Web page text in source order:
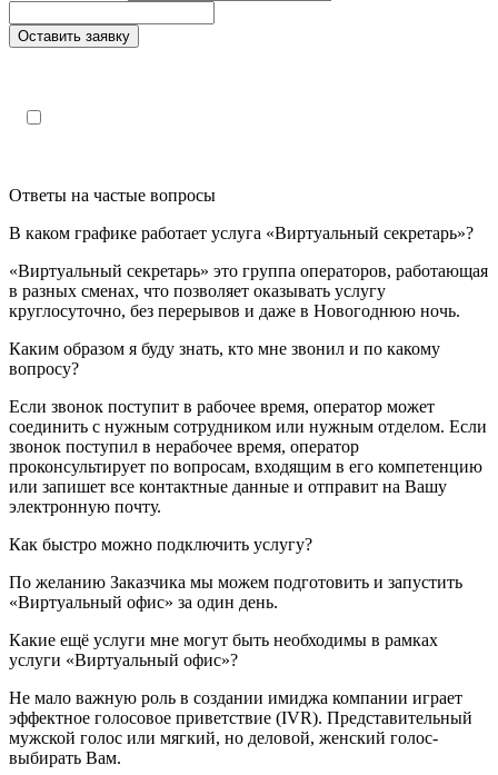
Оставить заявку
Ответы на частые вопросы
В каком графике работает услуга «Виртуальный секретарь»?
«Виртуальный секретарь» это группа операторов, работающая
в разных сменах, что позволяет оказывать услугу
круглосуточно, без перерывов и даже в Новогоднюю ночь.
Каким образом я буду знать, кто мне звонил и по какому
вопросу?
Если звонок поступит в рабочее время, оператор может
соединить с нужным сотрудником или нужным отделом. Если
звонок поступил в нерабочее время, оператор
проконсультирует по вопросам, входящим в его компетенцию
или запишет все контактные данные и отправит на Вашу
электронную почту.
Как быстро можно подключить услугу?
По желанию Заказчика мы можем подготовить и запустить
«Виртуальный офис» за один день.
Какие ещё услуги мне могут быть необходимы в рамках
услуги «Виртуальный офис»?
Не мало важную роль в создании имиджа компании играет
эффектное голосовое приветствие (IVR). Представительный
мужской голос или мягкий, но деловой, женский голос-
выбирать Вам.